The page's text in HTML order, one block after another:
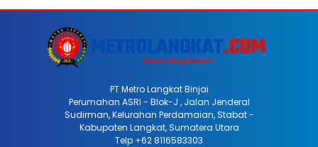
PT Metro Langkat Binjai
Perumahan ASRI - Blok-J , Jalan Jenderal
Sudirman, Kelurahan Perdamaian, Stabat -
Kabupaten Langkat, Sumatera Utara
Telp +62 8116583303